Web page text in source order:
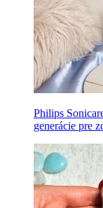
Philips
generácie pre